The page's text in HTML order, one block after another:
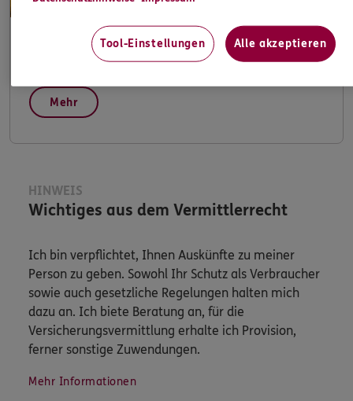
Apps & Mobile Services
Mehr
HINWEIS
Wichtiges aus dem Vermittlerrecht
Ich bin verpflichtet, Ihnen Auskünfte zu meiner
Person zu geben. Sowohl Ihr Schutz als Verbraucher
sowie auch gesetzliche Regelungen halten mich
dazu an. Ich biete Beratung an, für die
Versicherungsvermittlung erhalte ich Provision,
ferner sonstige Zuwendungen.
Mehr Informationen
Tool-Einstellungen Alle akzeptieren